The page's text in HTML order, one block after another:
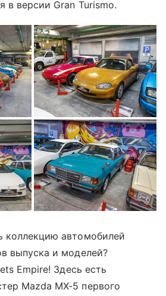
в версии Gran Turismo.
коллекцию автомобилей
выпуска и моделей?
Empire! Здесь есть
Mazda MX-5 первого